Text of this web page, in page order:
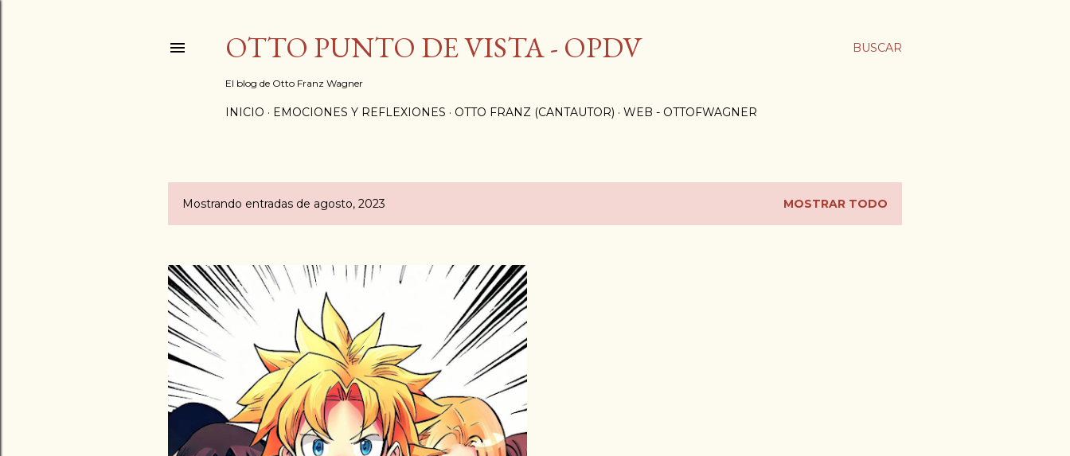
BUSCAR
OTTO PUNTO DE VISTA - OPDV
El blog de Otto Franz Wagner
INICIO EMOCIONES Y REFLEXIONES OTTO FRANZ (CANTAUTOR) WEB - OTTOFWAGNER
E
t
r
a
d
a
Mostrando entradas de agosto, 2023 MOSTRAR TODO